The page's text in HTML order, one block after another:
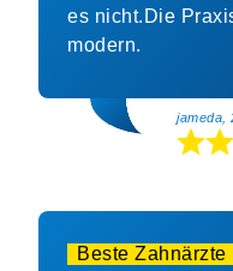
es nicht.Die
modern.
jameda,
Beste Zahnärzte